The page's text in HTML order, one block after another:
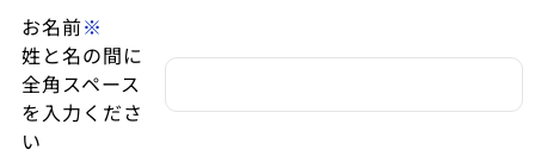
お名前※
姓と名の間に
全角スペース
を入力くださ
い